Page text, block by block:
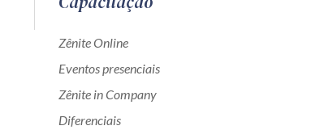
Zênite Online
Eventos presenciais
Zênite in Company
Diferenciais